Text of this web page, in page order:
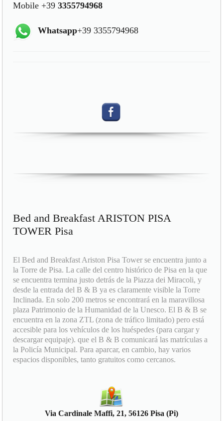
Mobile +393355794968
Whatsapp+39 3355794968
Bed and Breakfast ARISTON PISA
TOWER Pisa
El Bed and Breakfast Ariston Pisa Tower se encuentra junto a
la Torre de Pisa. La calle del centro histórico de Pisa en la que
se encuentra termina justo detrás de la Piazza dei Miracoli, y
desde la entrada del B & B ya es claramente visible la Torre
Inclinada. En solo 200 metros se encontrará en la maravillosa
plaza Patrimonio de la Humanidad de la Unesco. El B & B se
encuentra en la zona ZTL (zona de tráfico limitado) pero está
accesible para los vehículos de los huéspedes (para cargar y
descargar equipaje). que el B & B comunicará las matrículas a
la Policía Municipal. Para aparcar, en cambio, hay varios
espacios disponibles, tanto gratuitos como cercanos.
Via Cardinale Maffi, 21, 56126 Pisa (Pi)